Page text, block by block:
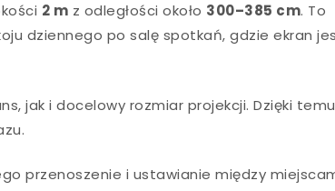
2 m z odległości około 300–385 cm. To
dziennego po salę spotkań, gdzie ekran
jak i docelowy rozmiar projekcji. Dzięki temu
przenoszenie i ustawianie między